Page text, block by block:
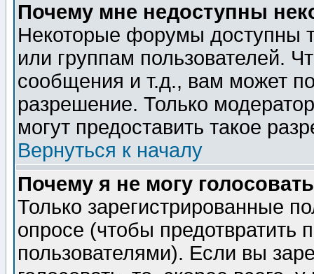
Почему мне недоступны
Некоторые форумы доступны
или группам пользователей.
сообщения и т.д., вам может
разрешение. Только
могут предоставить такое
Вернуться к началу
Почему я не могу
Только зарегистрированные
опросе (чтобы предотвратить
пользователями). Если вы